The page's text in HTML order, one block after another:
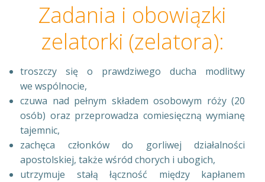
Zadania i obowiązki
zelatorki (zelatora):
troszczy się o prawdziwego ducha modlitwy
we wspólnocie,
czuwa nad pełnym składem osobowym róży (20
osób) oraz przeprowadza comiesięczną wymianę
tajemnic,
zachęca członków do gorliwej działalności
apostolskiej, także wśród chorych i ubogich,
utrzymuje stałą łączność między kapłanem